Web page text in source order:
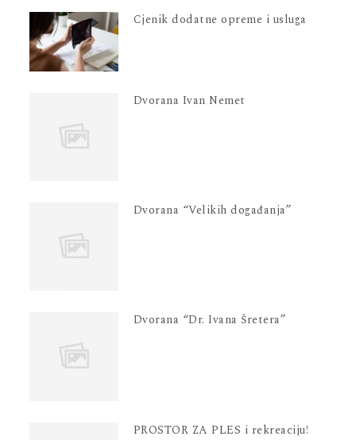
Cjenik dodatne opreme i usluga
Dvorana Ivan Nemet
Dvorana “Velikih događanja”
Dvorana “Dr. Ivana Šretera”
PROSTOR ZA PLES i rekreaciju!